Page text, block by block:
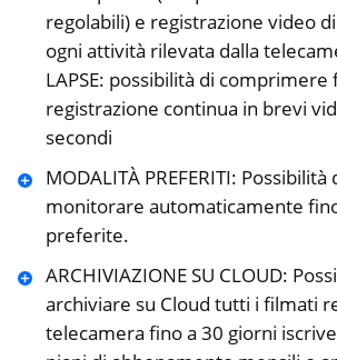
regolabili) e registrazione video
ogni attività rilevata dalla
LAPSE: possibilità di comprimere
registrazione continua in brevi
secondi
MODALITÀ PREFERITI: Possibilità
monitorare automaticamente
preferite.
ARCHIVIAZIONE SU CLOUD:
archiviare su Cloud tutti i filmati
telecamera fino a 30 giorni